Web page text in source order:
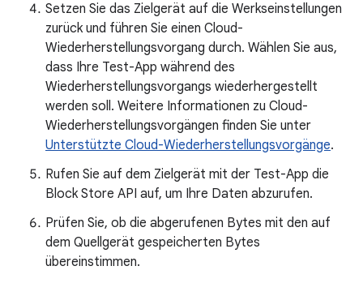
Setzen Sie das Zielgerät auf die Werkseinstellungen
zurück und führen Sie einen Cloud-
Wiederherstellungsvorgang durch. Wählen Sie aus,
dass Ihre Test-App während des
Wiederherstellungsvorgangs wiederhergestellt
werden soll. Weitere Informationen zu Cloud-
Wiederherstellungsvorgängen finden Sie unter
Unterstützte Cloud-Wiederherstellungsvorgänge.
Rufen Sie auf dem Zielgerät mit der Test-App die
Block Store API auf, um Ihre Daten abzurufen.
Prüfen Sie, ob die abgerufenen Bytes mit den auf
dem Quellgerät gespeicherten Bytes
übereinstimmen.